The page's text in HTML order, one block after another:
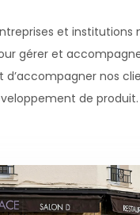
et institutions
gérer et
nos
de produit.